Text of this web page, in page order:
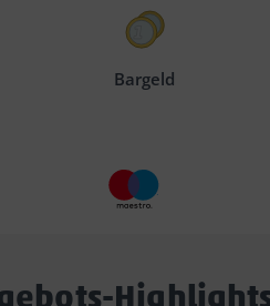
Bargeld